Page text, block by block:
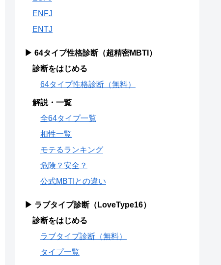
ENFJ
ENTJ
▶ 64タイプ性格診断（超精密MBTI）
診断をはじめる
64タイプ性格診断（無料）
解説・一覧
全64タイプ一覧
相性一覧
モテるランキング
危険？安全？
公式MBTIとの違い
▶ ラブタイプ診断（LoveType16）
診断をはじめる
ラブタイプ診断（無料）
タイプ一覧